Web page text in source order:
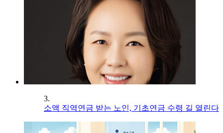
3.
소액 직역연금 받는 노인, 기초연금 수령 길 열린다